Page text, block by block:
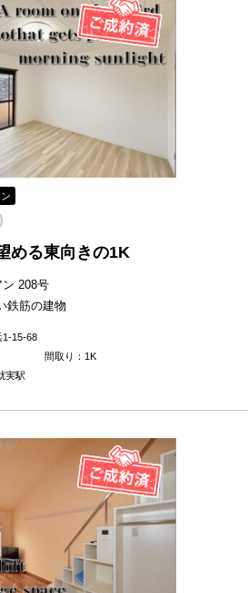
める東向きの1K
208号
鉄筋の建物
1-15-68
間取り：1K
実駅